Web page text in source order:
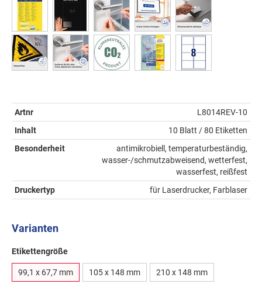
Artnr
L8014REV-10
Inhalt
10 Blatt / 80 Etiketten
Besonderheit
antimikrobiell, temperaturbeständig,
wasser-/schmutzabweisend, wetterfest,
wasserfest, reißfest
Druckertyp
für Laserdrucker, Farblaser
Varianten
Etikettengröße
99,1 x 67,7 mm 105 x 148 mm 210 x 148 mm